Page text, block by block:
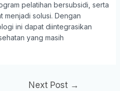
pelatihan bersubsidi, serta
menjadi solusi. Dengan
ini dapat diintegrasikan
yang masih
Next Post →